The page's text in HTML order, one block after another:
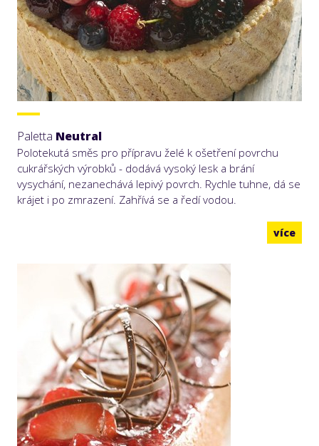
Paletta Neutral
Polotekutá směs pro přípravu želé k ošetření povrchu
cukrářských výrobků - dodává vysoký lesk a brání
vysychání, nezanechává lepivý povrch. Rychle tuhne, dá se
krájet i po zmrazení. Zahřívá se a ředí vodou.
více